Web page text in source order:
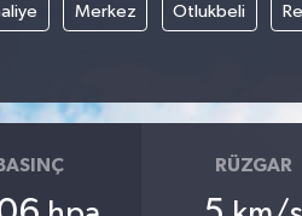
Merkez Otlukbeli
RÜZGAR